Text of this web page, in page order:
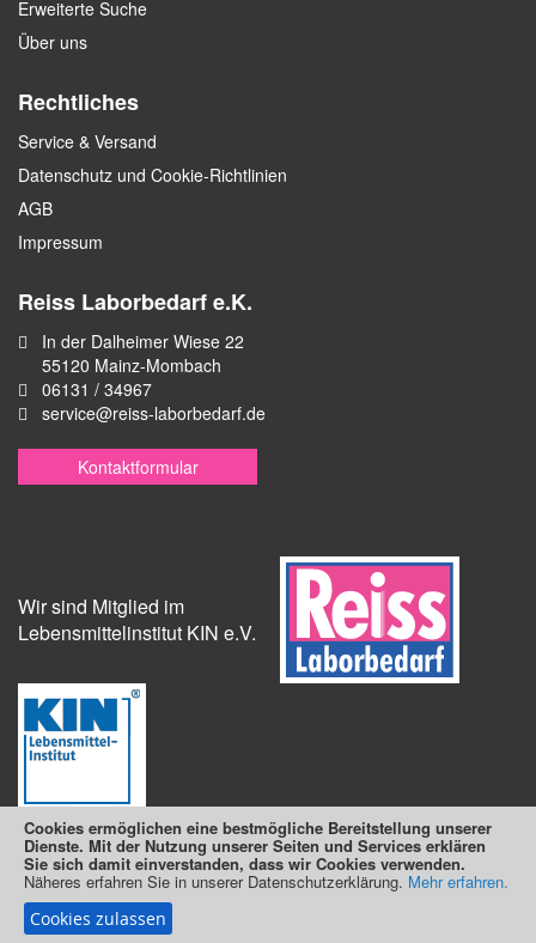
Cookies ermöglichen eine bestmögliche Bereitstellung unserer
Dienste. Mit der Nutzung unserer Seiten und Services erklären
Sie sich damit einverstanden, dass wir Cookies verwenden.
Näheres erfahren Sie in unserer Datenschutzerklärung. Mehr erfahren.
Cookies zulassen
Erweiterte Suche
Über uns
Rechtliches
Service & Versand
Datenschutz und Cookie-Richtlinien
AGB
Impressum
Reiss Laborbedarf e.K.
In der Dalheimer Wiese 22
55120 Mainz-Mombach
06131 / 34967
service@reiss-laborbedarf.de
Kontaktformular
Wir sind Mitglied im
Lebensmittelinstitut KIN e.V.
Suchmaschine unterstützt vonElasticSuite
Copyright © 2025 Reiss Laborbedarf e.K.